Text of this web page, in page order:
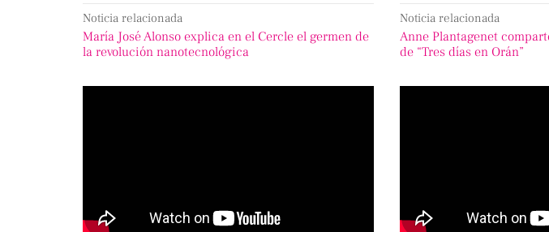
Noticia relacionada
María José Alonso explica en el Cercle el germen de
la revolución nanotecnológica
Noticia relacionada
Anne Plantagenet
de “Tres días en Orán”